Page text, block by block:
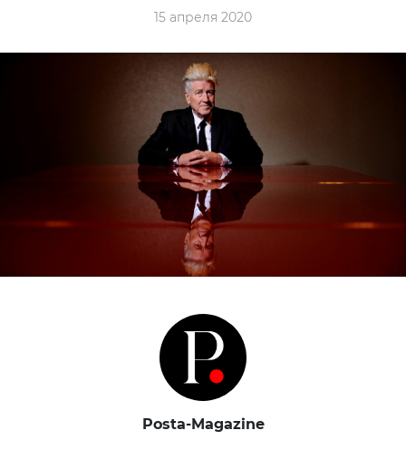
15 апреля 2020
Posta-Magazine